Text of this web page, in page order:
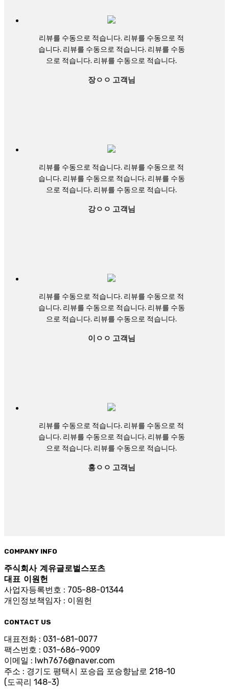
리뷰를 수동으로 적습니다. 리뷰를 수동으로 적
습니다. 리뷰를 수동으로 적습니다. 리뷰를 수동
으로 적습니다. 리뷰를 수동으로 적습니다.
장ㅇㅇ 고객님
리뷰를 수동으로 적습니다. 리뷰를 수동으로 적
습니다. 리뷰를 수동으로 적습니다. 리뷰를 수동
으로 적습니다. 리뷰를 수동으로 적습니다.
강ㅇㅇ 고객님
리뷰를 수동으로 적습니다. 리뷰를 수동으로 적
습니다. 리뷰를 수동으로 적습니다. 리뷰를 수동
으로 적습니다. 리뷰를 수동으로 적습니다.
이ㅇㅇ 고객님
리뷰를 수동으로 적습니다. 리뷰를 수동으로 적
습니다. 리뷰를 수동으로 적습니다. 리뷰를 수동
으로 적습니다. 리뷰를 수동으로 적습니다.
홍ㅇㅇ 고객님
COMPANY INFO
주식회사 계유글로벌스포츠
대표 이원헌
사업자등록번호 : 705-88-01344
개인정보책임자 : 이원헌
CONTACT US
대표전화 : 031-681-0077
팩스번호 : 031-686-9009
이메일 : lwh7676@naver.com
주소 : 경기도 평택시 포승읍 포승향남로 218-10
(도곡리 148-3)